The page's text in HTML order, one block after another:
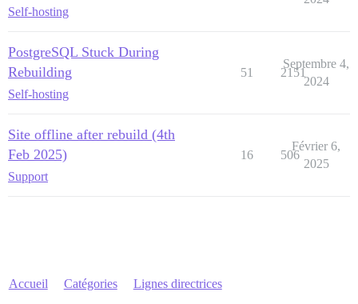
Self-hosting
PostgreSQL Stuck During
Rebuilding
Self-hosting
51 2151
Septembre 4,
2024
Site offline after rebuild (4th
Feb 2025)
Support
16 506
Février 6,
2025
Accueil Catégories Lignes directrices